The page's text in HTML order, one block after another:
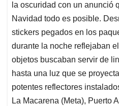
la oscuridad con un anunció
Navidad todo es posible.
stickers pegados en los
durante la noche reflejaban
objetos buscaban servir de
hasta una luz que se
potentes reflectores
La Macarena (Meta), Puerto